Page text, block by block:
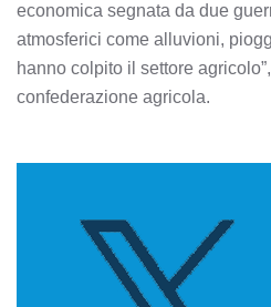
economica segnata da due
atmosferici come alluvioni,
hanno colpito il settore
confederazione agricola.